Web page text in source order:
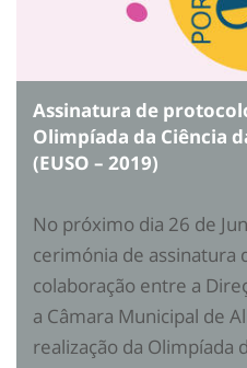
Assinatura de
Olimpíada da Ciência
(EUSO – 2019)
No próximo dia 26 de
cerimónia de assinatura
colaboração entre a
a Câmara Municipal de
realização da Olimpíada